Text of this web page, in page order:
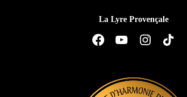
La Lyre Provençale
Élément
de
Élément
de
Élément
de
Élément
de